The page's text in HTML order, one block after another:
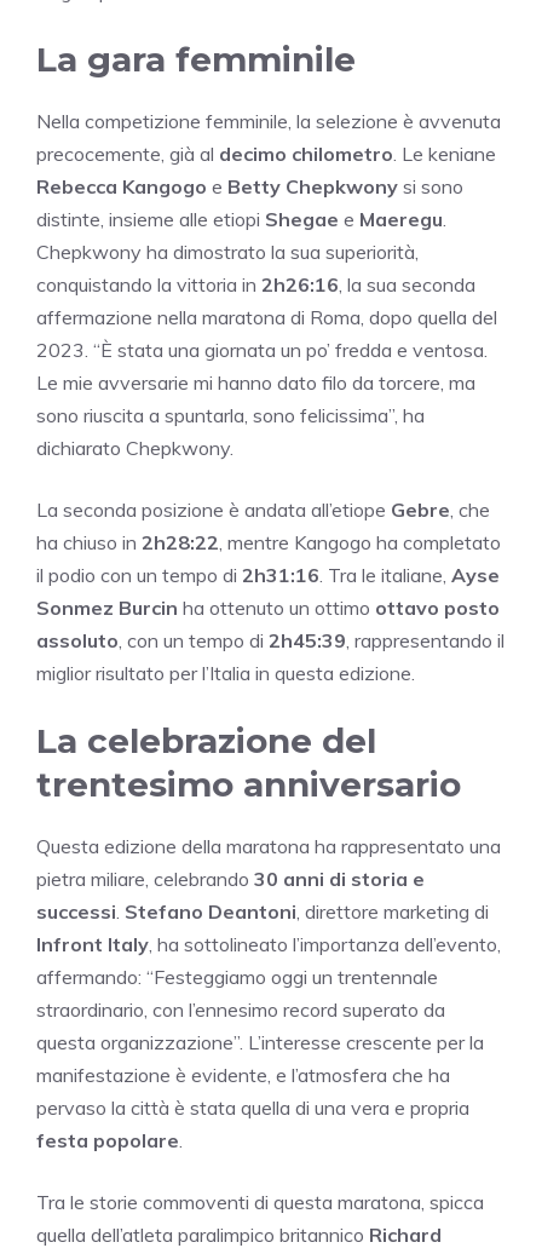
La gara femminile
Nella competizione femminile, la selezione è avvenuta
precocemente, già al decimo chilometro . Le keniane
Rebecca Kangogo e Betty Chepkwony si sono
distinte, insieme alle etiopi Shegae e Maeregu
Chepkwony ha dimostrato la sua superiorità,
conquistando la vittoria in 2h26:16 , la sua seconda
affermazione nella maratona di Roma, dopo quella del
2023. “È stata una giornata un po’ fredda e ventosa.
Le mie avversarie mi hanno dato filo da torcere, ma
sono riuscita a spuntarla, sono felicissima”, ha
dichiarato Chepkwony.
La seconda posizione è andata all’etiope Gebre , che
ha chiuso in 2h28:22 , mentre Kangogo ha completato
il podio con un tempo di 2h31:16 . Tra le italiane, Ayse
Sonmez Burcin ha ottenuto un ottimo ottavo posto
assoluto , con un tempo di 2h45:39 , rappresentando il
miglior risultato per l’Italia in questa edizione.
La celebrazione del
trentesimo anniversario
Questa edizione della maratona ha rappresentato una
pietra miliare, celebrando 30 anni di storia e
successi Stefano Deantoni , direttore marketing di
Infront Italy , ha sottolineato l’importanza dell’evento,
affermando: “Festeggiamo oggi un trentennale
straordinario, con l’ennesimo record superato da
questa organizzazione”. L’interesse crescente per la
manifestazione è evidente, e l’atmosfera che ha
pervaso la città è stata quella di una vera e propria
festa popolare
Tra le storie commoventi di questa maratona, spicca
quella dell’atleta paralimpico britannico Richard